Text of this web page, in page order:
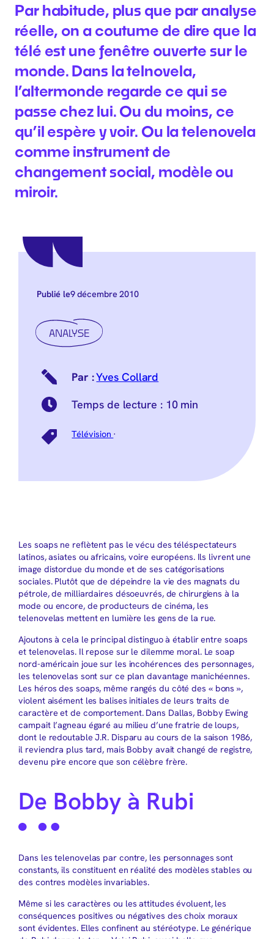
Par habitude, plus que par analyse
réelle, on a coutume de dire que la
télé est une fenêtre ouverte sur le
monde. Dans la telnovela,
l’altermonde regarde ce qui se
passe chez lui. Ou du moins, ce
qu’il espère y voir. Ou la telenovela
comme instrument de
changement social, modèle ou
miroir.
Publié le9 décembre 2010
ANALYSE
Yves Collard
Temps de lecture : 10 min
Télévision ·
Les soaps ne reflètent pas le vécu des téléspectateurs
latinos, asiates ou africains, voire européens. Ils livrent une
image distordue du monde et de ses catégorisations
sociales. Plutôt que de dépeindre la vie des magnats du
pétrole, de milliardaires désoeuvrés, de chirurgiens à la
mode ou encore, de producteurs de cinéma, les
telenovelas mettent en lumière les gens de la rue.
Ajoutons à cela le principal distinguo à établir entre soaps
et telenovelas. Il repose sur le dilemme moral. Le soap
nord-américain joue sur les incohérences des personnages,
les telenovelas sont sur ce plan davantage manichéennes.
Les héros des soaps, même rangés du côté des « bons »,
violent aisément les balises initiales de leurs traits de
caractère et de comportement. Dans Dallas, Bobby Ewing
campait l’agneau égaré au milieu d’une fratrie de loups,
dont le redoutable J.R. Disparu au cours de la saison 1986,
il reviendra plus tard, mais Bobby avait changé de registre,
devenu pire encore que son célèbre frère.
De Bobby à Rubi
Dans les telenovelas par contre, les personnages sont
constants, ils constituent en réalité des modèles stables ou
des contres modèles invariables.
Même si les caractères ou les attitudes évoluent, les
conséquences positives ou négatives des choix moraux
sont évidentes. Elles confinent au stéréotype. Le générique